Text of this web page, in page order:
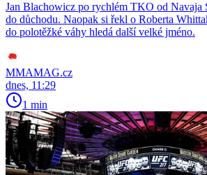
Jan Blachowicz po rychlém TKO od Navaja
do důchodu. Naopak si řekl o Roberta
do polotěžké váhy hledá další velké jméno.
MMAMAG.cz
dnes, 11:29
1 min